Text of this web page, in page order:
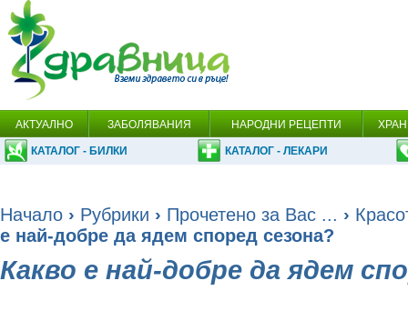
АКТУАЛНО ЗАБОЛЯВАНИЯ НАРОДНИ РЕЦЕПТИ
КАТАЛОГ - БИЛКИ КАТАЛОГ - ЛЕКАРИ
Начало › Рубрики › Прочетено за Вас ... ›
е най-добре да ядем според сезона?
Какво е най-добре да ядем